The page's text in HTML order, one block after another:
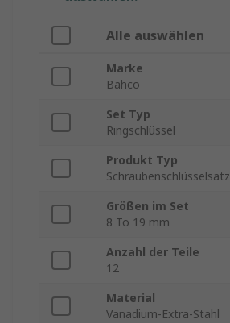
Alle auswählen
Marke
Bahco
Set Typ
Ringschlüssel
Produkt Typ
Schraubenschlüsselsatz
Größen im Set
8 To 19 mm
Anzahl der Teile
12
Material
Vanadium-Extra-Stahl